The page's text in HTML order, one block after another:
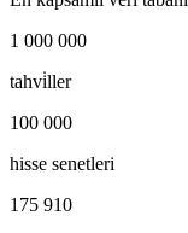
1 000 000
tahvi̇ller
100 000
hisse senetleri
175 910